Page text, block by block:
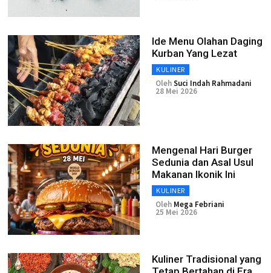
Ide Menu Olahan Daging
Kurban Yang Lezat
KULINER
OlehSuci Indah Rahmadani
28 Mei 2026
Mengenal Hari Burger
Sedunia dan Asal Usul
Makanan Ikonik Ini
KULINER
Oleh Mega Febriani
25 Mei 2026
Kuliner Tradisional yang